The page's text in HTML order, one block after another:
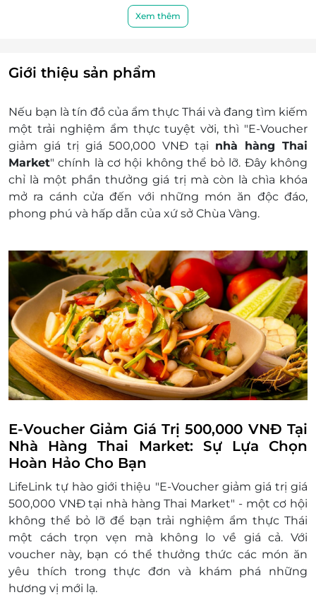
Hotline: 1900 0207
48 Thái Phiên, Hải Châu, Đà Nẵng
Tầng 4, Lô số L4-18, Trung tâm thương
mại Vincom Plaza, 910A Ngô Quyền, An
Hải Bắc, Sơn Trà, Đà Nẵng
95 Cao Thắng, P.3, Quận 3, HCM
L4-12-13 Tầng 4, Toà Nhà GIGAMALL, 240-
242 Phạm Văn Đồng, P. Hiệp Bình
Chánh, Q. Thủ Đức, HCM
Aeon Mall, số 01 đường số 17A, P. Bình Trị
Đông B, Bình Tân
122 Phan Xích Long, Phường 02, Quận
Phú Nhuận, HCM
Lô F2-07, K2-05 và K2-06, Trung tâm
thương mại E-mart Gò Vấp, 366 Phan
Văn Trị, Phường 5, Quận Gò Vấp, Thành
phố Hồ Chí Minh
112 Trung Hòa, Trung Hòa, Cầu Giấy, Hà
Tầng 1 Stellar Garden, 35 Lê Văn Thiêm,
Quận Thanh Xuân, Hà Nội
473 Sư Vạn Hạnh, Phường Hòa Hưng, TP
Hồ Chí Minh, Việt Nam,
Lô L1 Tầng 1 Trung Tâm Thương Mại
Vincom Mega Mall Smart City, Khu vực ô
GS - CCTP1, Khu đô thị mới Tây Mỗ - Đại
Mỗ - Vinhomes Park, Phường Tây Mỗ,
Thành phố Hà Nội, Việt Nam
Lô L3 - 05 Tầng L3, Trung Tâm Thương
Mại Vincom Mega Mall Royal Island
Xem thêm
Giới thiệu sản phẩm
Nếu bạn là tín đồ của ẩm thực Thái và đang tìm kiếm
một trải nghiệm ẩm thực tuyệt vời, thì "E-Voucher
giảm giá trị giá 500,000 VNĐ tại nhà hàng Thai
Market" chính là cơ hội không thể bỏ lỡ. Đây không
chỉ là một phần thưởng giá trị mà còn là chìa khóa
mở ra cánh cửa đến với những món ăn độc đáo,
phong phú và hấp dẫn của xứ sở Chùa Vàng.
E-Voucher Giảm Giá Trị 500,000 VNĐ Tại
Nhà Hàng Thai Market: Sự Lựa Chọn
Hoàn Hảo Cho Bạn
LifeLink tự hào giới thiệu "E-Voucher giảm giá trị giá
500,000 VNĐ tại nhà hàng Thai Market" - một cơ hội
không thể bỏ lỡ để bạn trải nghiệm ẩm thực Thái
một cách trọn vẹn mà không lo về giá cả. Với
voucher này, bạn có thể thưởng thức các món ăn
yêu thích trong thực đơn và khám phá những
hương vị mới lạ.